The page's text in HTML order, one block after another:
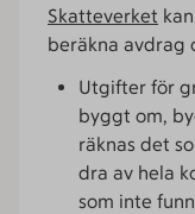
Skatteverket
beräkna avdrag
Utgifter för
byggt om,
räknas det
dra av hela
som inte